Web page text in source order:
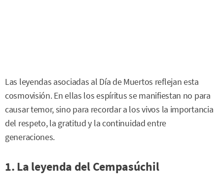
Las leyendas asociadas al Día de Muertos reflejan esta
cosmovisión. En ellas los espíritus se manifiestan no para
causar temor, sino para recordar a los vivos la importancia
del respeto, la gratitud y la continuidad entre
generaciones.
1. La leyenda del Cempasúchil